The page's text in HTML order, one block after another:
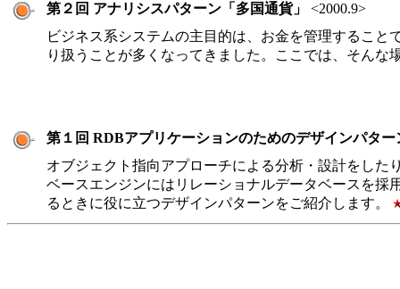
第２回 アナリシスパターン「多国通貨」
<2000.9>
ビジネス系システムの主目的は、お金を管理するこ
り扱うことが多くなってきました。ここでは、そん
第１回 RDBアプリケーションのためのデザインパター
オブジェクト指向アプローチによる分析・設計をした
ベースエンジンにはリレーショナルデータベースを採
るときに役に立つデザインパターンをご紹介します。